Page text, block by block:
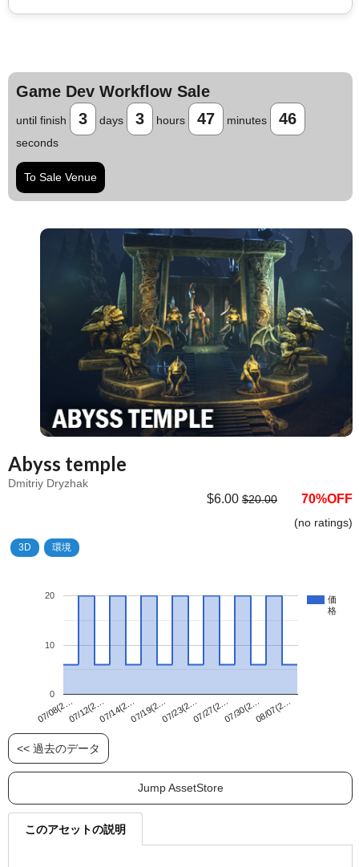
Game Dev Workflow Sale
until finish 3 days 3 hours 47 minutes 45
seconds
To Sale Venue
Abyss temple
Dmitriy Dryzhak
$6.00 $20.00 70%OFF
(no ratings)
3D 環境
価
格
07/08(2…07/12(2…07/14(2…07/19(2…07/23(2…07/27(2…07/30(2…08/07(2…
0
10
20
<< 過去のデータ
Jump AssetStore
このアセットの説明